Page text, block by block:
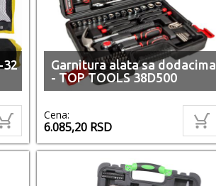
32
Garnitura alata sa dodacima
- TOP TOOLS 38D500
Cena:
6.085,20 RSD